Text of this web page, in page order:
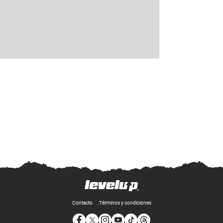
Contacto Términos y condiciones